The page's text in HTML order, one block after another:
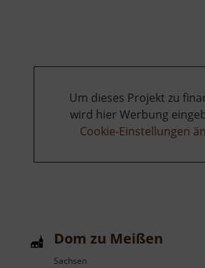
Um dieses Projekt zu
wird hier Werbung
Cookie-Einstellungen
Dom zu Meißen
Sachsen